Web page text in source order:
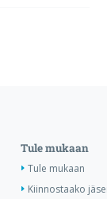
Tule mukaan
Tule mukaan
Kiinnostaako